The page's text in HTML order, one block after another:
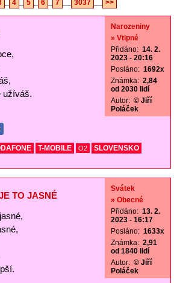
4 5 6 7 3037 >>
užíváš.
Narozeniny
» Vtipné
Přidáno: 14. 2.
2023 - 20:16
Posláno: 1692x
Známka: 2,84
od 2030 lidí
Autor: © Jiří
Poláček
T-MOBILE O2
SLOVENSKO
TO JASNÉ
Svátek
» Obecné
Přidáno: 13. 2.
2023 - 16:17
Posláno: 1633x
Známka: 2,91
od 1840 lidí
Autor: © Jiří
Poláček